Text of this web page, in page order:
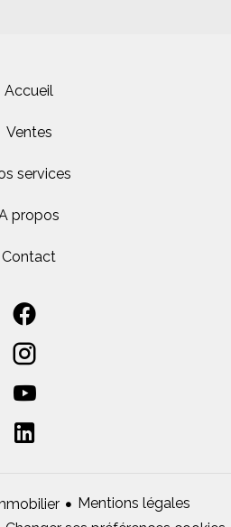
Accueil
Ventes
services
propos
Contact
Mentions légales